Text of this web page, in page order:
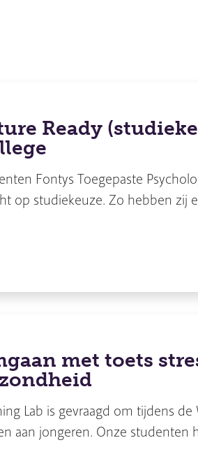
Ready
Fontys Toegepaste
op studiekeuze. Zo hebben zij
met toets
Lab is gevraagd om tijdens
aan jongeren. Onze studenten